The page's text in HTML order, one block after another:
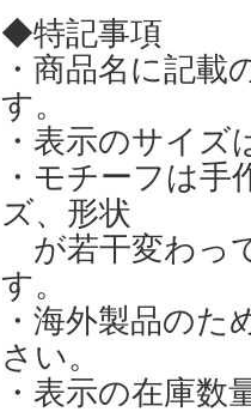
◆特記事項
・商品名に記
す。
・表示のサイ
・モチーフは
ズ、形状
が若干変わっ
す。
・海外製品の
さい。
・表示の在庫